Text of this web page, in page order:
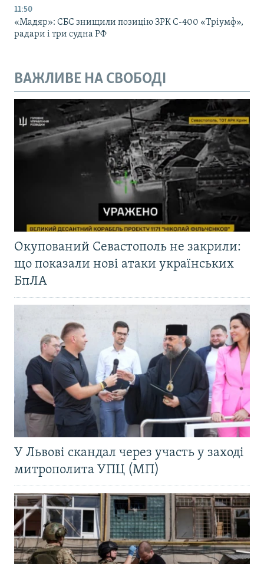
11:50
«Мадяр»: СБС знищили позицію ЗРК С-400 «Тріумф»,
радари і три судна РФ
ВАЖЛИВЕ НА СВОБОДІ
Окупований Севастополь не закрили:
що показали нові атаки українських
БпЛА
У Львові скандал через участь у заході
митрополита УПЦ (МП)